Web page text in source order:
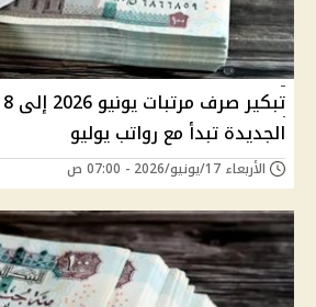
الجديدة تبدأ مع رواتب يوليو
الأربعاء 17/يونيو/2026 - 07:00 ص